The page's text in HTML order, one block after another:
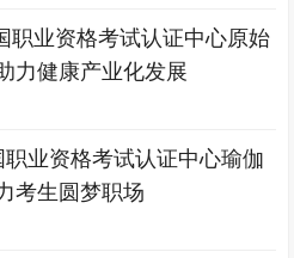
职业资格考试认证中心原始
力健康产业化发展
职业资格考试认证中心瑜伽
考生圆梦职场